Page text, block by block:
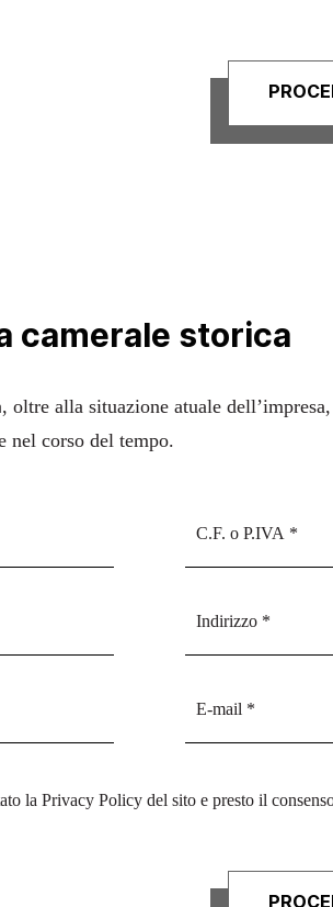
camerale storica
, oltre alla situazione atuale
nel corso del tempo.
la Privacy Policy del sito e presto il